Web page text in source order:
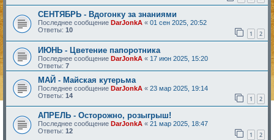
СЕНТЯБРЬ - Вдогонку за знаниями
Последнее сообщение DarJonkA « 01 сен 2025, 20:52
Ответы: 10 1 2
ИЮНЬ - Цветение папоротника
Последнее сообщение DarJonkA « 17 июн 2025, 15:20
Ответы: 7
МАЙ - Майская кутерьма
Последнее сообщение DarJonkA « 23 мар 2025, 19:14
Ответы: 14 1 2
АПРЕЛЬ - Осторожно, розыгрыш!
Последнее сообщение DarJonkA « 21 мар 2025, 18:47
Ответы: 12 1 2